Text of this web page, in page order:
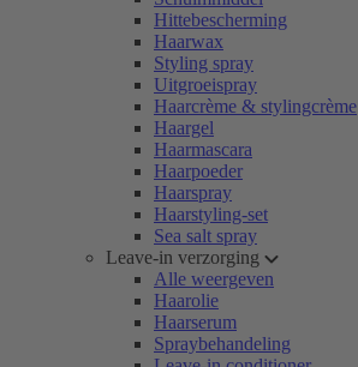
Hittebescherming
Haarwax
Styling spray
Uitgroeispray
Haarcrème & stylingcrème
Haargel
Haarmascara
Haarpoeder
Haarspray
Haarstyling-set
Sea salt spray
Leave-in verzorging
Alle weergeven
Haarolie
Haarserum
Spraybehandeling